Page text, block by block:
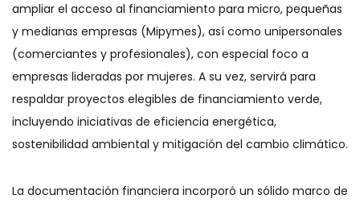
ampliar el acceso al financiamiento para micro, pequeñas
y medianas empresas (Mipymes), así como unipersonales
(comerciantes y profesionales), con especial foco a
empresas lideradas por mujeres. A su vez, servirá para
respaldar proyectos elegibles de financiamiento verde,
incluyendo iniciativas de eficiencia energética,
sostenibilidad ambiental y mitigación del cambio climático.
La documentación financiera incorporó un sólido marco de